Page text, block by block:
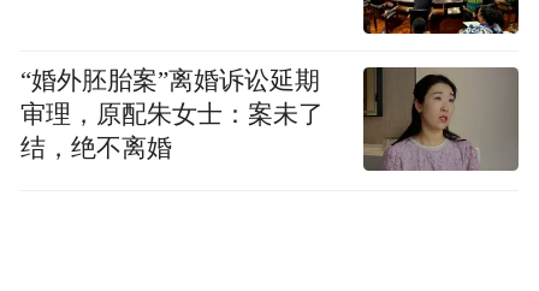
“婚外胚胎案”离婚诉讼延期
审理，原配朱女士：案未了
结，绝不离婚